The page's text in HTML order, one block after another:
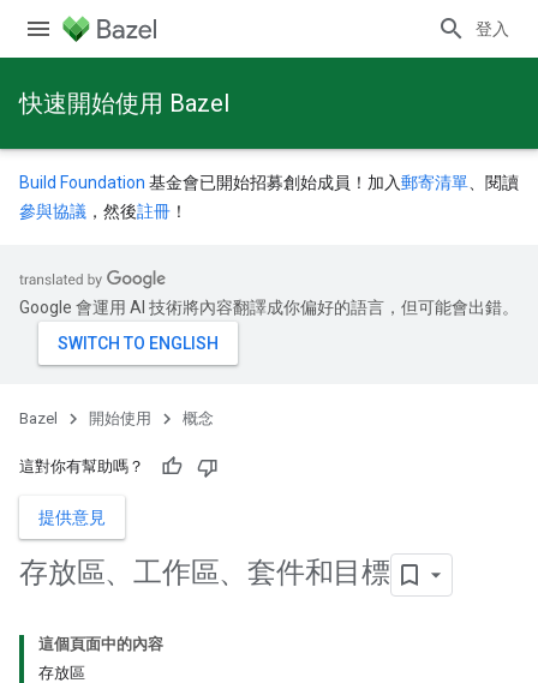
登入
快速開始使用 Bazel
Build Foundation 基金會已開始招募創始成員！加入郵寄清單 、閱讀
參與協議 ，然後註冊 ！
Google 會運用 AI 技術將內容翻譯成你偏好的語言，但可能會出錯。
Bazel 開始使用 概念
這對你有幫助嗎？
提供意見
存放區、工作區、套件和目標
這個頁面中的內容
存放區